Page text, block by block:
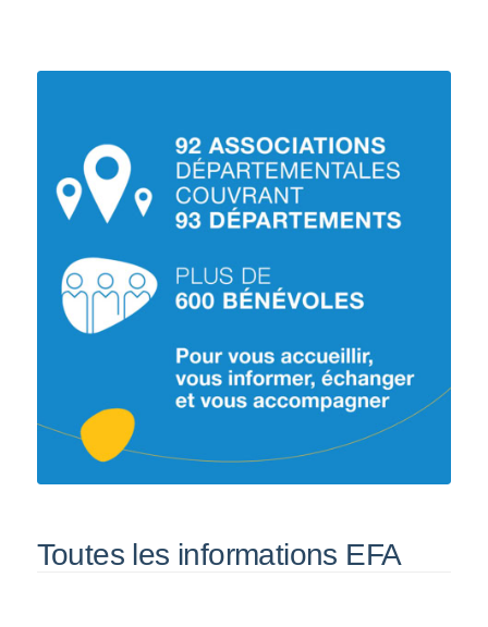
Toutes les informations EFA